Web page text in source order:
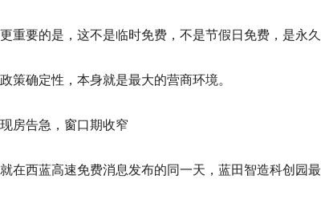
更重要的是，这不是临时免费，不是节假日免费，是永久
政策确定性，本身就是最大的营商环境。
现房告急，窗口期收窄
就在西蓝高速免费消息发布的同一天，蓝田智造科创园